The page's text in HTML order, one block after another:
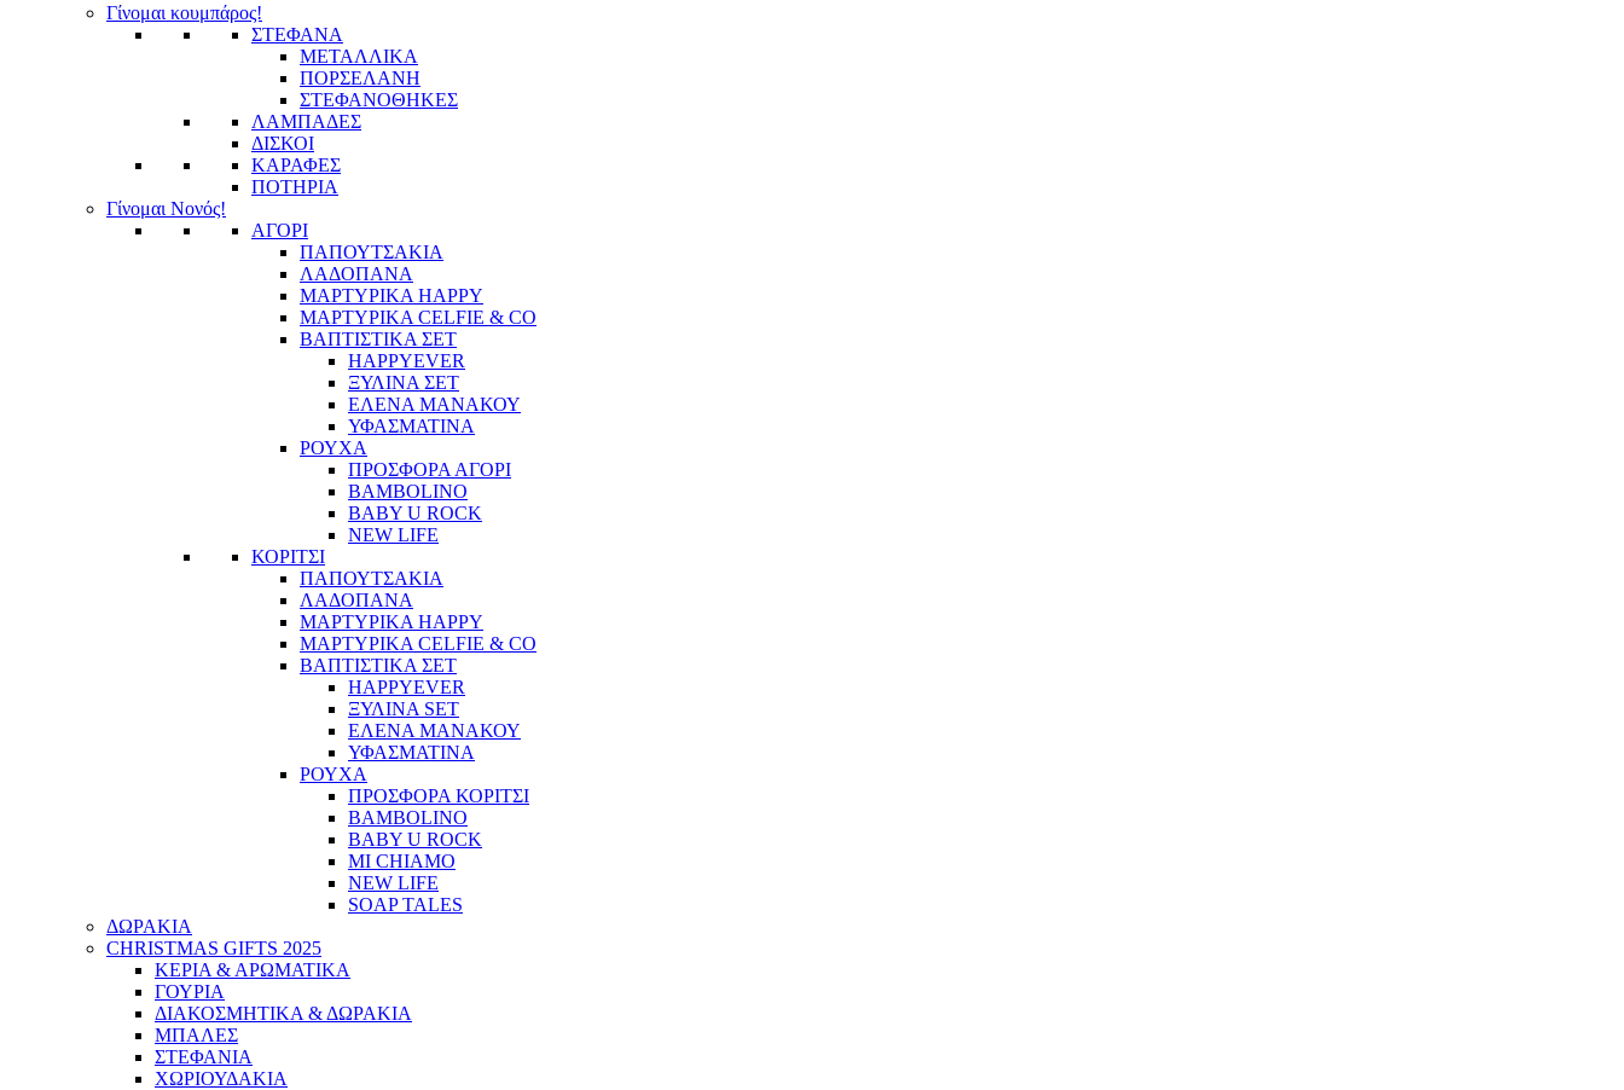
Γίνομαι κουμπάρος!
ΣΤΕΦΑΝΑ
ΜΕΤΑΛΛΙΚΑ
ΠΟΡΣΕΛΑΝΗ
ΣΤΕΦΑΝΟΘΗΚΕΣ
ΛΑΜΠΑΔΕΣ
ΔΙΣΚΟΙ
ΚΑΡΑΦΕΣ
ΠΟΤΗΡΙΑ
Γίνομαι Νονός!
ΑΓΟΡΙ
ΠΑΠΟΥΤΣΑΚΙΑ
ΛΑΔΟΠΑΝΑ
ΜΑΡΤΥΡΙΚΑ HAPPY
ΜΑΡΤΥΡΙΚΑ CELFIE & CO
ΒΑΠΤΙΣΤΙΚΑ ΣΕΤ
HAPPYEVER
ΞΥΛΙΝΑ ΣΕΤ
ΕΛΕΝΑ ΜΑΝΑΚΟΥ
ΥΦΑΣΜΑΤΙΝΑ
ΡΟΥΧΑ
ΠΡΟΣΦΟΡΑ ΑΓΟΡΙ
BAMBOLINO
BABY U ROCK
NEW LIFE
ΚΟΡΙΤΣΙ
ΠΑΠΟΥΤΣΑΚΙΑ
ΛΑΔΟΠΑΝΑ
ΜΑΡΤΥΡΙΚΑ HAPPY
ΜΑΡΤΥΡΙΚΑ CELFIE & CO
ΒΑΠΤΙΣΤΙΚΑ ΣΕΤ
HAPPYEVER
ΞΥΛΙΝΑ SET
ΕΛΕΝΑ ΜΑΝΑΚΟΥ
ΥΦΑΣΜΑΤΙΝΑ
ΡΟΥΧΑ
ΠΡΟΣΦΟΡΑ ΚΟΡΙΤΣΙ
BAMBOLINO
BABY U ROCK
MI CHIAMO
NEW LIFE
SOAP TALES
ΔΩΡΑΚΙΑ
CHRISTMAS GIFTS 2025
ΚΕΡΙΑ & ΑΡΩΜΑΤΙΚΑ
ΓΟΥΡΙΑ
ΔΙΑΚΟΣΜΗΤΙΚΑ & ΔΩΡΑΚΙΑ
ΜΠΑΛΕΣ
ΣΤΕΦΑΝΙΑ
ΧΩΡΙΟΥΔΑΚΙΑ